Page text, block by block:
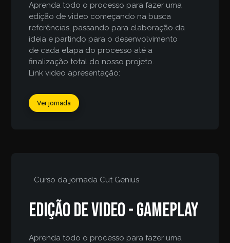
Aprenda todo o processo para fazer uma
edição de video começando na busca
referências, passando para elaboração da
ideia e partindo para o desenvolvimento
de cada etapa do processo até a
finalização total do nosso projeto.
Link video apresentação:
Ver jornada
Curso da jornada Cut Genius
Edição de video - gameplay
Aprenda todo o processo para fazer uma